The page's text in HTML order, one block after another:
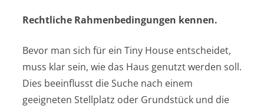
Rechtliche Rahmenbedingungen kennen.
Bevor man sich für ein Tiny House entscheidet,
muss klar sein, wie das Haus genutzt werden soll.
Dies beeinflusst die Suche nach einem
geeigneten Stellplatz oder Grundstück und die